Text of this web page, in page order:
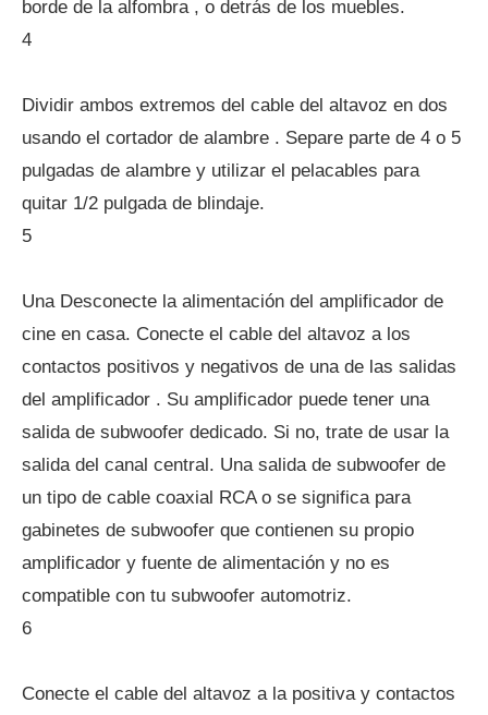
borde de la alfombra , o detrás de los muebles.
4
Dividir ambos extremos del cable del altavoz en dos
usando el cortador de alambre . Separe parte de 4 o 5
pulgadas de alambre y utilizar el pelacables para
quitar 1/2 pulgada de blindaje.
5
Una Desconecte la alimentación del amplificador de
cine en casa. Conecte el cable del altavoz a los
contactos positivos y negativos de una de las salidas
del amplificador . Su amplificador puede tener una
salida de subwoofer dedicado. Si no, trate de usar la
salida del canal central. Una salida de subwoofer de
un tipo de cable coaxial RCA o se significa para
gabinetes de subwoofer que contienen su propio
amplificador y fuente de alimentación y no es
compatible con tu subwoofer automotriz.
6
Conecte el cable del altavoz a la positiva y contactos